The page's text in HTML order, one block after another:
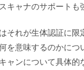
キャナのサポートも
それが生体認証に限
を意味するのかにつ
ャンについて具体的